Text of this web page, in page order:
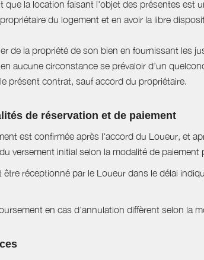
que la location faisant l'objet des présentes est
du logement et en avoir la libre
de la propriété de son bien en fournissant les
aucune circonstance se prévaloir d’un
présent contrat, sauf accord du propriétaire.
de réservation et de paiement
est confirmée après l'accord du Loueur, et
versement initial selon la modalité de paiement
être réceptionné par le Loueur dans le délai
en cas d'annulation diffèrent selon la